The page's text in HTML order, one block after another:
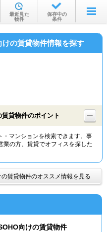
探す
・駅から
特集から
最近見た
物件
保存中の
条件
の賃貸物件情報を探す
貸物件のポイント
・マンションを検索できます。事
業の方、賃貸でオフィスを探した
賃貸物件のオススメ情報を見る
向けの賃貸物件